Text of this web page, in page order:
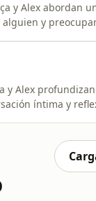
y Alex abordan
y
lo que
y Alex
íntima y